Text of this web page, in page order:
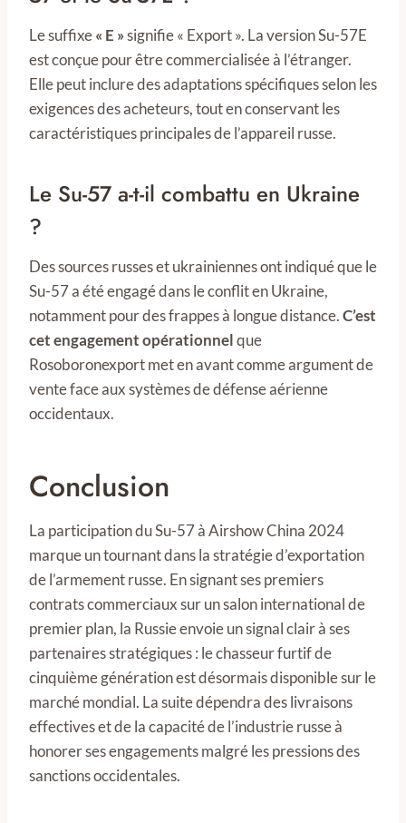
Le suffixe« E »signifie « Export ». La version Su-57E
est conçue pour être commercialisée à l’étranger.
Elle peut inclure des adaptations spécifiques selon les
exigences des acheteurs, tout en conservant les
caractéristiques principales de l’appareil russe.
Le Su-57 a-t-il combattu en Ukraine
?
Des sources russes et ukrainiennes ont indiqué que le
Su-57 a été engagé dans le conflit en Ukraine,
notamment pour des frappes à longue distance.C’est
cet engagement opérationnelque
Rosoboronexport met en avant comme argument de
vente face aux systèmes de défense aérienne
occidentaux.
Conclusion
La participation du Su-57 à Airshow China 2024
marque un tournant dans la stratégie d’exportation
de l’armement russe. En signant ses premiers
contrats commerciaux sur un salon international de
premier plan, la Russie envoie un signal clair à ses
partenaires stratégiques : le chasseur furtif de
cinquième génération est désormais disponible sur le
marché mondial. La suite dépendra des livraisons
effectives et de la capacité de l’industrie russe à
honorer ses engagements malgré les pressions des
sanctions occidentales.